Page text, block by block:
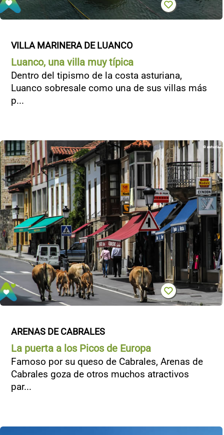
VILLA MARINERA DE LUANCO
Luanco, una villa muy típica
Dentro del tipismo de la costa asturiana,
Luanco sobresale como una de sus villas más
p...
ARENAS DE CABRALES
La puerta a los Picos de Europa
Famoso por su queso de Cabrales, Arenas de
Cabrales goza de otros muchos atractivos
par...